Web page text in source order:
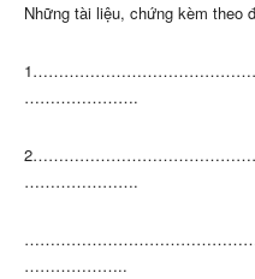
Những tài liệu, chứng kèm theo
………………….
………………….
………………..